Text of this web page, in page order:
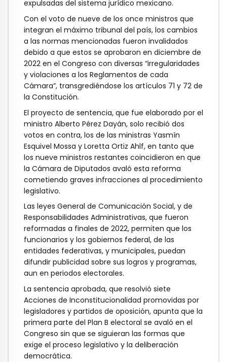
expulsadas del sistema jurídico mexicano.
Con el voto de nueve de los once ministros que
integran el máximo tribunal del país, los cambios
a las normas mencionadas fueron invalidados
debido a que estos se aprobaron en diciembre de
2022 en el Congreso con diversas “irregularidades
y violaciones a los Reglamentos de cada
Cámara”, transgrediéndose los artículos 71 y 72 de
la Constitución.
El proyecto de sentencia, que fue elaborado por el
ministro Alberto Pérez Dayán, solo recibió dos
votos en contra, los de las ministras Yasmín
Esquivel Mossa y Loretta Ortiz Ahlf, en tanto que
los nueve ministros restantes coincidieron en que
la Cámara de Diputados avaló esta reforma
cometiendo graves infracciones al procedimiento
legislativo.
Las leyes General de Comunicación Social, y de
Responsabilidades Administrativas, que fueron
reformadas a finales de 2022, permiten que los
funcionarios y los gobiernos federal, de las
entidades federativas, y municipales, puedan
difundir publicidad sobre sus logros y programas,
aun en periodos electorales.
La sentencia aprobada, que resolvió siete
Acciones de Inconstitucionalidad promovidas por
legisladores y partidos de oposición, apunta que la
primera parte del Plan B electoral se avaló en el
Congreso sin que se siguieran las formas que
exige el proceso legislativo y la deliberación
democrática.